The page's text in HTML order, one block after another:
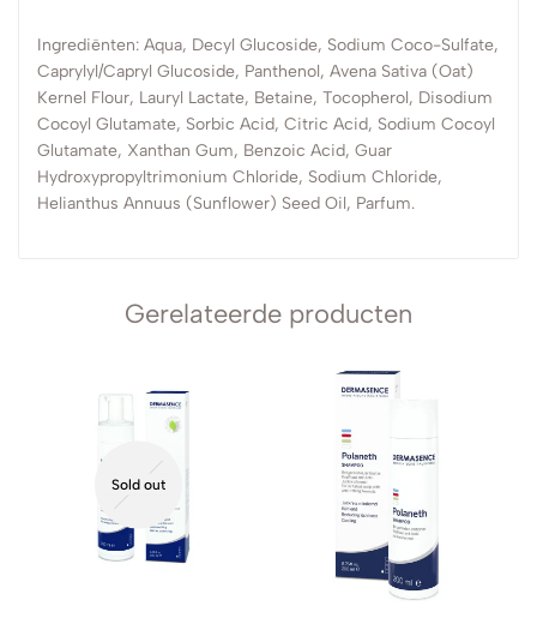
Ingrediënten: Aqua, Decyl Glucoside, Sodium Coco-Sulfate,
Caprylyl/Capryl Glucoside, Panthenol, Avena Sativa (Oat)
Kernel Flour, Lauryl Lactate, Betaine, Tocopherol, Disodium
Cocoyl Glutamate, Sorbic Acid, Citric Acid, Sodium Cocoyl
Glutamate, Xanthan Gum, Benzoic Acid, Guar
Hydroxypropyltrimonium Chloride, Sodium Chloride,
Helianthus Annuus (Sunflower) Seed Oil, Parfum.
Gerelateerde producten
Sold out